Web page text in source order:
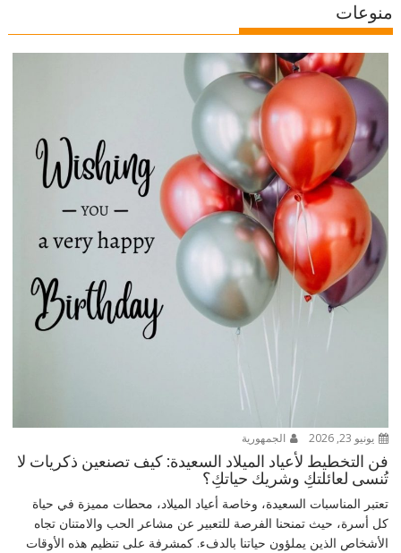
منوعات
يونيو 23, 2026 الجمهورية
فن التخطيط لأعياد الميلاد السعيدة: كيف تصنعين ذكريات لا
تُنسى لعائلتكِ وشريك حياتكِ؟
تعتبر المناسبات السعيدة، وخاصة أعياد الميلاد، محطات مميزة في حياة
كل أسرة، حيث تمنحنا الفرصة للتعبير عن مشاعر الحب والامتنان تجاه
الأشخاص الذين يملؤون حياتنا بالدفء. كمشرفة على تنظيم هذه الأوقات